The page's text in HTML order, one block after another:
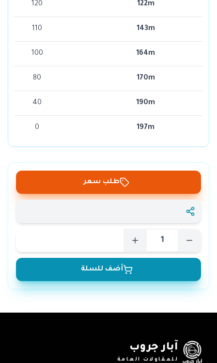
122m
120
143m
110
164m
100
170m
80
190m
40
197m
0
طلب سعر
أضف للسلة
آبار جروب
للمقاولات العامة